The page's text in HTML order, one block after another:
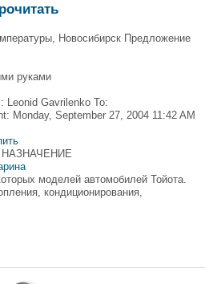
Новосибирск Предложение
руками
Leonid Gavrilenko To:
Monday, September 27, 2004 11:42 AM
НАЗНАЧЕНИЕ
моделей автомобилей Тойота.
кондиционирования,